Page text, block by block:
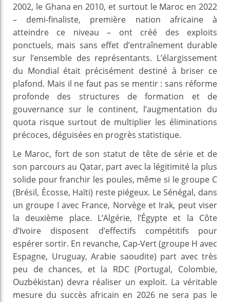
2002, le Ghana en 2010, et surtout le Maroc en 2022
– demi‑finaliste, première nation africaine à
atteindre ce niveau – ont créé des exploits
ponctuels, mais sans effet d’entraînement durable
sur l’ensemble des représentants. L’élargissement
du Mondial était précisément destiné à briser ce
plafond. Mais il ne faut pas se mentir : sans réforme
profonde des structures de formation et de
gouvernance sur le continent, l’augmentation du
quota risque surtout de multiplier les éliminations
précoces, déguisées en progrès statistique.
Le Maroc, fort de son statut de tête de série et de
son parcours au Qatar, part avec la légitimité la plus
solide pour franchir les poules, même si le groupe C
(Brésil, Écosse, Haïti) reste piégeux. Le Sénégal, dans
un groupe I avec France, Norvège et Irak, peut viser
la deuxième place. L’Algérie, l’Égypte et la Côte
d’Ivoire disposent d’effectifs compétitifs pour
espérer sortir. En revanche, Cap‑Vert (groupe H avec
Espagne, Uruguay, Arabie saoudite) part avec très
peu de chances, et la RDC (Portugal, Colombie,
Ouzbékistan) devra réaliser un exploit. La véritable
mesure du succès africain en 2026 ne sera pas le